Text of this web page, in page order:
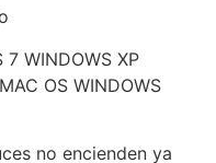
WINDOWS XP
OS WINDOWS
no encienden ya